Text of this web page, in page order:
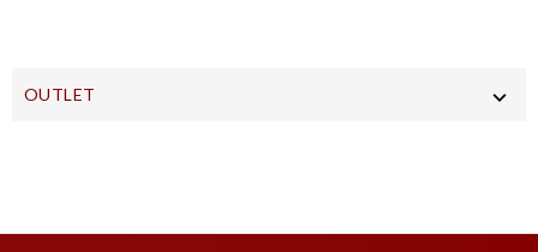
OUTLET 